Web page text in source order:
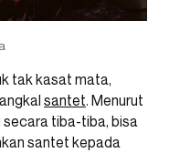
tak kasat mata,
santet. Menurut
secara tiba-tiba, bisa
santet kepada